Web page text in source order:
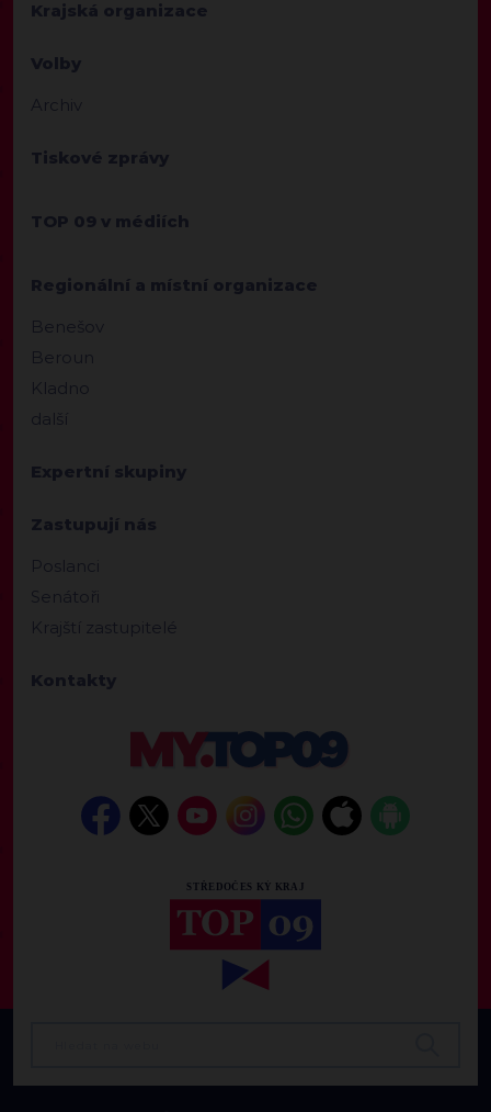
Krajská organizace
Volby
Archiv
Tiskové zprávy
TOP 09 v médiích
Regionální a místní organizace
Benešov
Beroun
Kladno
další
Expertní skupiny
Zastupují nás
Poslanci
Senátoři
Krajští zastupitelé
Kontakty